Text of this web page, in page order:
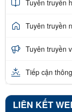
Tuyên truyền
Tuyên truyền
Tuyên truyền
Tiếp cận
LIÊN KẾT